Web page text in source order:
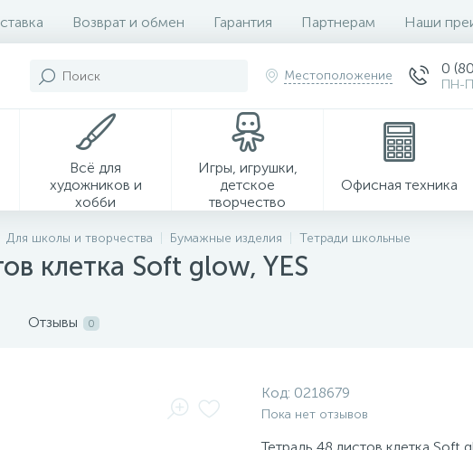
Возврат и обмен Гарантия Партнерам Наши
Местоположение 0
ПН-
Всё для
художников и
хобби
Игры, игрушки,
детское
творчество
Офисная техника
Для школы и творчества Бумажные изделия Тетради школьные
клетка Soft glow, YES
Отзывы 0
Код: 0218679
Пока нет отзывов